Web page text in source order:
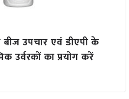
बीज उपचार एवं डीएपी के
उर्वरकों का प्रयोग करें